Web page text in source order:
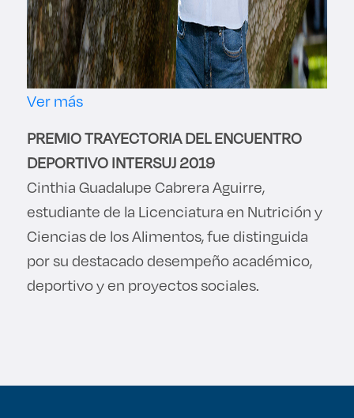
Ver más
PREMIO TRAYECTORIA DEL ENCUENTRO
DEPORTIVO INTERSUJ 2019
Cinthia Guadalupe Cabrera Aguirre,
estudiante de la Licenciatura en Nutrición y
Ciencias de los Alimentos, fue distinguida
por su destacado desempeño académico,
deportivo y en proyectos sociales.